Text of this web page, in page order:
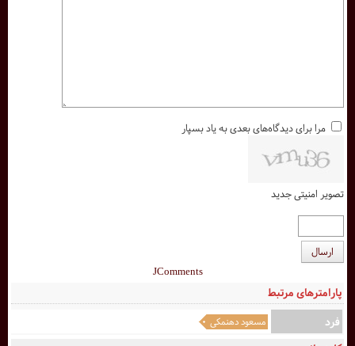
پارامترهای مرتبط
فرد
مسعود دهنمکی
مرا برای دیدگاه‌های بعدی به یاد بسپار
تصویر امنیتی جدید
ارسال
JComments